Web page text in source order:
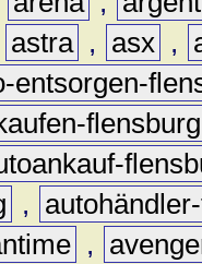
astra , asx ,
entsorgen-
flensburg
,
,